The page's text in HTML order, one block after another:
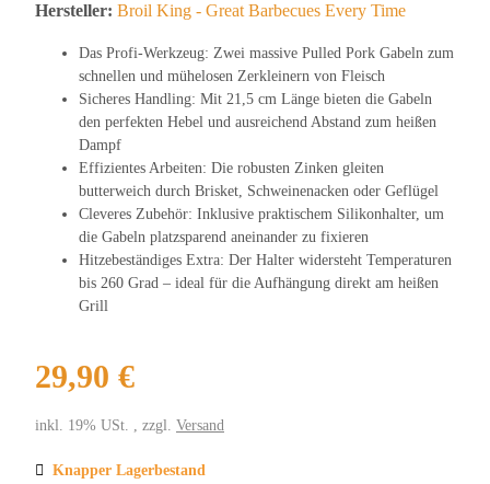
Hersteller: Broil King - Great Barbecues Every Time
Das Profi-Werkzeug: Zwei massive Pulled Pork Gabeln zum
schnellen und mühelosen Zerkleinern von Fleisch
Sicheres Handling: Mit 21,5 cm Länge bieten die Gabeln
den perfekten Hebel und ausreichend Abstand zum heißen
Dampf
Effizientes Arbeiten: Die robusten Zinken gleiten
butterweich durch Brisket, Schweinenacken oder Geflügel
Cleveres Zubehör: Inklusive praktischem Silikonhalter, um
die Gabeln platzsparend aneinander zu fixieren
Hitzebeständiges Extra: Der Halter widersteht Temperaturen
bis 260 Grad – ideal für die Aufhängung direkt am heißen
Grill
29,90 €
inkl. 19% USt. , zzgl. Versand
Knapper Lagerbestand